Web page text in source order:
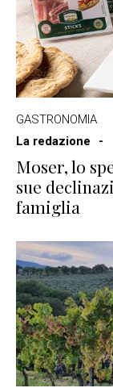
GASTRONOMIA
La redazione
Moser, lo
sue
famiglia